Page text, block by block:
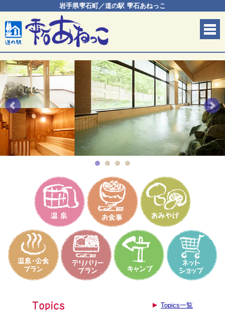
岩手県雫石町／道の駅 雫石あねっこ
Topics一覧